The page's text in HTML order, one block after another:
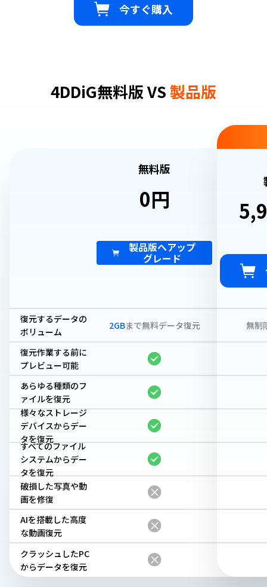
今すぐ購入
4DDiG無料版 VS製品版
復元するデータの
ボリューム
復元作業する前に
プレビュー可能
あらゆる種類のフ
ァイルを復元
様々なストレージ
デバイスからデー
タを復元
すべてのファイル
システムからデー
タを復元
破損した写真や動
画を修復
AIを搭載した高度
な動画復元
クラッシュしたPC
からデータを復元
無料版
0円
製品版へアップ
グレード
2GBまで無料データ復元 無制